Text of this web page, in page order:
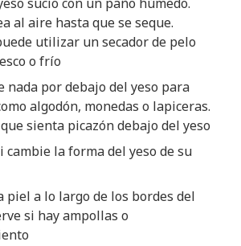
al aire hasta que se seque.
utilizar un secador de pelo
o frío
nada por debajo del yeso para
algodón, monedas o lapiceras.
sienta picazón debajo del yeso
cambie la forma del yeso de su
piel a lo largo de los bordes del
si hay ampollas o